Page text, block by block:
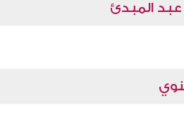
المبدئ